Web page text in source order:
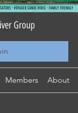
Group
Members About